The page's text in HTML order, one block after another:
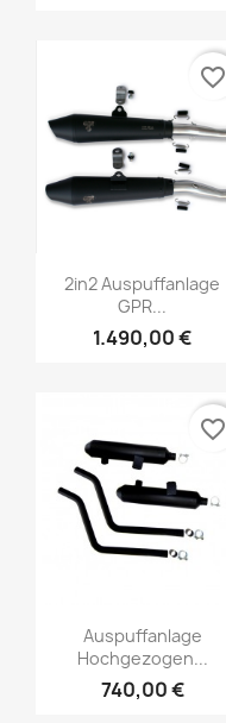
2in2 Auspuffanlage
GPR...
1.490,00 €
favorite_border
Auspuffanlage
Hochgezogen...
740,00 €
favorite_border